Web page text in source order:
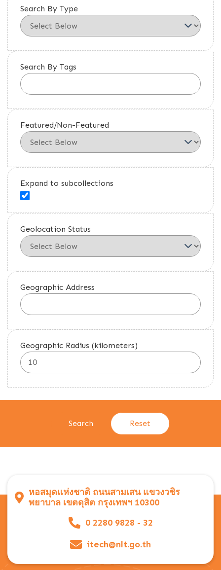
Search By Type
Search By Tags
Featured/Non-Featured
Expand to subcollections
Geolocation Status
Geographic Address
Geographic Radius (kilometers)
หอสมุดแห่งชาติ ถนนสามเสน แขวงวชิร
พยาบาล เขตดุสิต กรุงเทพฯ 10300
0 2280 9828 - 32
itech@nlt.go.th